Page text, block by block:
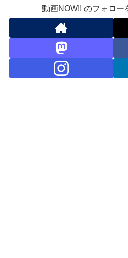
動画NOW!! のフォロー